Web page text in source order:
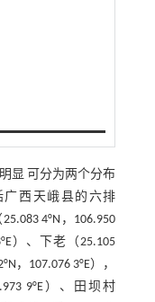
显 可分为两个分布
广西天峨县的六排
4°N，106.950
）、下老（25.105
，107.076 3°E），
9°E）、田坝村